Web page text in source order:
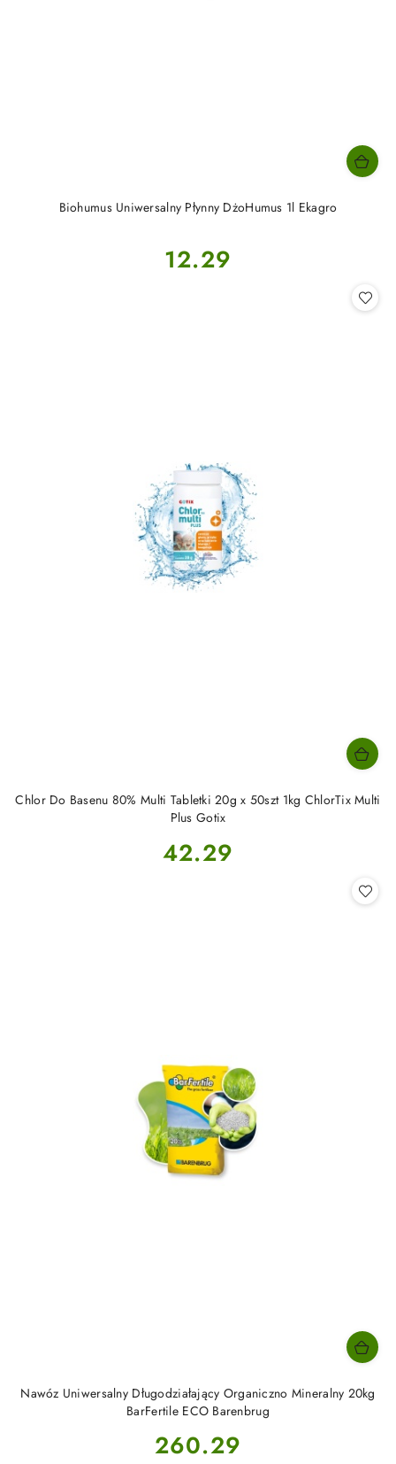
Biohumus Uniwersalny Płynny DżoHumus 1l Ekagro
Cena:
12.29
Chlor Do Basenu 80% Multi Tabletki 20g x 50szt 1kg ChlorTix Multi
Plus Gotix
Cena:
42.29
Nawóz Uniwersalny Długodziałający Organiczno Mineralny 20kg
BarFertile ECO Barenbrug
Cena:
260.29